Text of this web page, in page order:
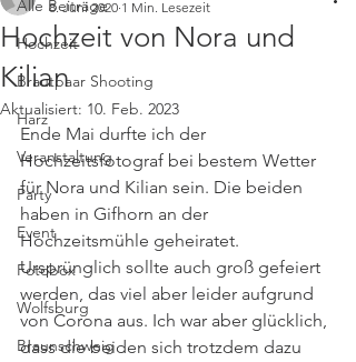
Alle Beiträge
Hochzeit
Brautpaar Shooting
Harz
Veranstaltung
Party
Event
Fotobox
Wolfsburg
Braunschweig
Hochzeit von Nora und
Kilian
8. Juni 2020 1 Min. Lesezeit
Aktualisiert: 10. Feb. 2023
Ende Mai durfte ich der
Hochzeitsfotograf bei bestem Wetter
für Nora und Kilian sein. Die beiden
haben in Gifhorn an der
Hochzeitsmühle geheiratet.
Ursprünglich sollte auch groß gefeiert
werden, das viel aber leider aufgrund
von Corona aus. Ich war aber glücklich,
dass die beiden sich trotzdem dazu